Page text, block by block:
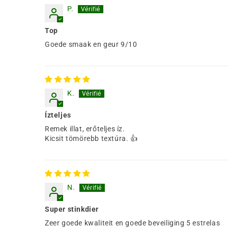
P.
Top
Goede smaak en geur 9/10
K.
Ízteljes
Remek illat, erőteljes íz.
Kicsit tömörebb textúra. 👍
N.
Super stinkdier
Zeer goede kwaliteit en goede beveiliging 5 estrelas